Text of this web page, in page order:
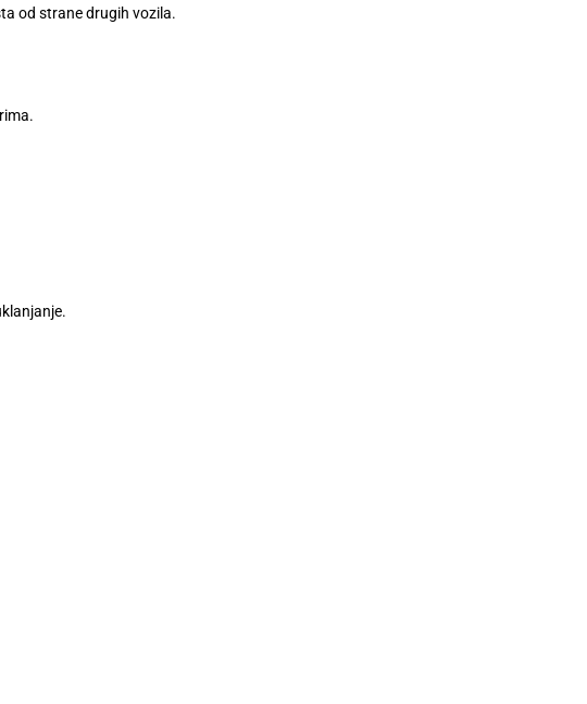
od strane drugih vozila.